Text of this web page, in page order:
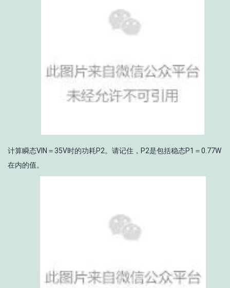
计算瞬态V IN ＝35V时的功耗P2。请记住，P2是包括稳态P1＝0.77W
在内的值。